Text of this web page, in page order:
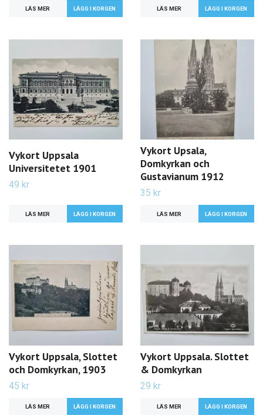
LÄS MER LÄS MER
Vykort Uppsala
Universitetet 1901
49 kr
LÄS MER
Vykort Upsala,
Domkyrkan och
Gustavianum 1912
35 kr
LÄS MER
Vykort Uppsala, Slottet
och Domkyrkan, 1903
45 kr
LÄS MER
Vykort Uppsala. Slottet
& Domkyrkan
29 kr
LÄS MER